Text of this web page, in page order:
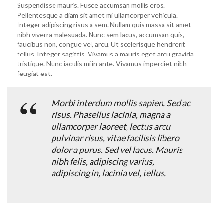
Suspendisse mauris. Fusce accumsan mollis eros.
Pellentesque a diam sit amet mi ullamcorper vehicula.
Integer adipiscing risus a sem. Nullam quis massa sit amet
nibh viverra malesuada. Nunc sem lacus, accumsan quis,
faucibus non, congue vel, arcu. Ut scelerisque hendrerit
tellus. Integer sagittis. Vivamus a mauris eget arcu gravida
tristique. Nunc iaculis mi in ante. Vivamus imperdiet nibh
feugiat est.
Morbi interdum mollis sapien. Sed ac
risus. Phasellus lacinia, magna a
ullamcorper laoreet, lectus arcu
pulvinar risus, vitae facilisis libero
dolor a purus. Sed vel lacus. Mauris
nibh felis, adipiscing varius,
adipiscing in, lacinia vel, tellus.